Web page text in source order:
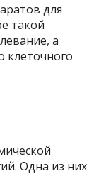
для
такой
а
клеточного
Одна из них